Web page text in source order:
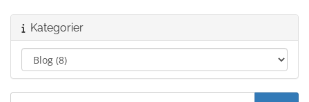
Kategorier